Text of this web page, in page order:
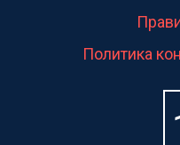
Политика